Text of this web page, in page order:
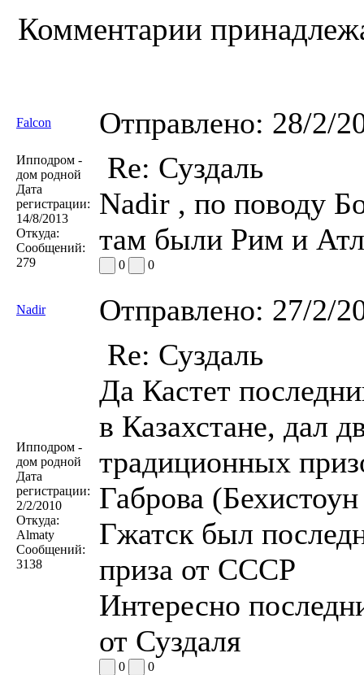
Комментарии
Falcon Отправлено: 28/2/
Ипподром -
дом родной
Дата
регистрации:
14/8/2013
Откуда:
Сообщений:
279
Re: Суздаль
Nadir , по поводу
там были Рим и
0 0
Nadir Отправлено: 27/2/
Ипподром -
дом родной
Дата
регистрации:
2/2/2010
Откуда:
Almaty
Сообщений:
3138
Re: Суздаль
Да Кастет
в Казахстане, дал
традиционных
Габрова
Гжатск был
приза от СССР
Интересно
от Суздаля
0 0